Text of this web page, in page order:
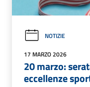
NOTIZIE
17 MARZO 2026
20 marzo:
eccellenze